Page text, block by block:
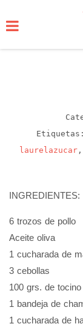
laurelazucar ,
INGREDIENTES:
6 trozos de pollo
Aceite oliva
1 cucharada de
3 cebollas
100 grs. de tocino
1 bandeja de
1 cucharada de